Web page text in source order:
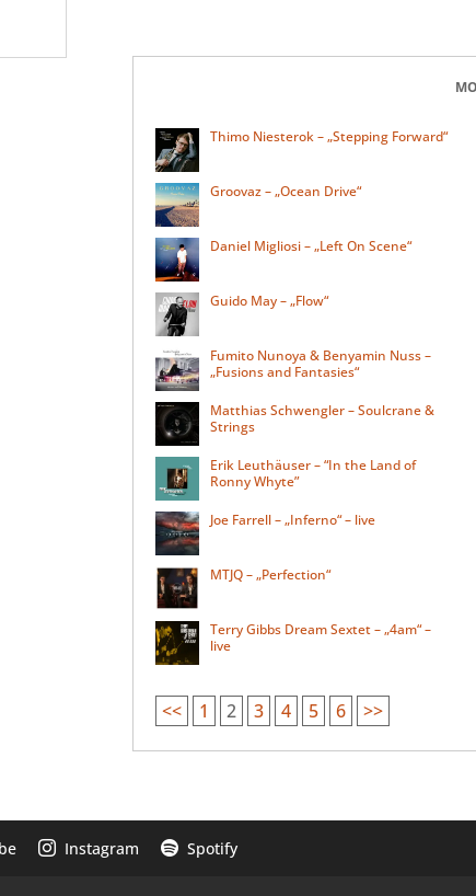
Thimo Niesterok – „Stepping Forward“
Groovaz – „Ocean Drive“
Daniel Migliosi – „Left On Scene“
Guido May – „Flow“
Fumito Nunoya & Benyamin Nuss –
„Fusions and Fantasies“
Matthias Schwengler – Soulcrane &
Strings
Erik Leuthäuser – “In the Land of
Ronny Whyte”
Joe Farrell – „Inferno“ – live
MTJQ – „Perfection“
Terry Gibbs Dream Sextet – „4am“ –
live
<< 1 2 3 4 5 6 >>
 Instagram  Spotify